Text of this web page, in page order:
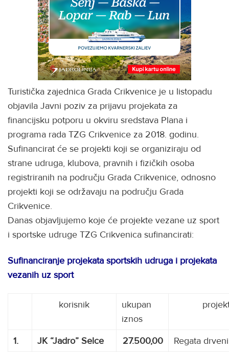
Turistička zajednica Grada Crikvenice je u listopadu
objavila Javni poziv za prijavu projekata za
financijsku potporu u okviru sredstava Plana i
programa rada TZG Crikvenice za 2018. godinu.
Sufinancirat će se projekti koji se organiziraju od
strane udruga, klubova, pravnih i fizičkih osoba
registriranih na području Grada Crikvenice, odnosno
projekti koji se održavaju na području Grada
Crikvenice.
Danas objavljujemo koje će projekte vezane uz sport
i sportske udruge TZG Crikvenica sufinancirati:
Sufinanciranje projekata sportskih udruga i projekata
vezanih uz sport
korisnik
ukupan
iznos
1. JK “Jadro” Selce 27.500,00
Regata